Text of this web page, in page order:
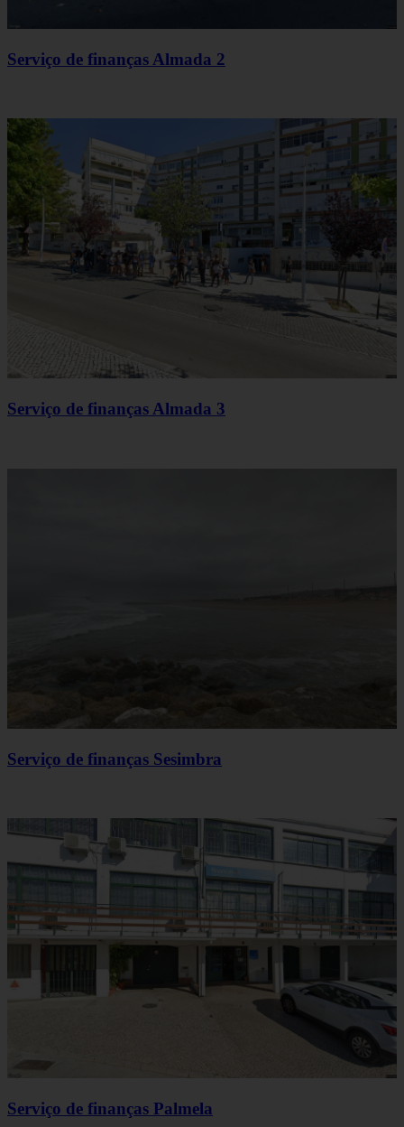
Serviço de finanças Almada 2
Serviço de finanças Almada 3
Serviço de finanças Sesimbra
Serviço de finanças Palmela